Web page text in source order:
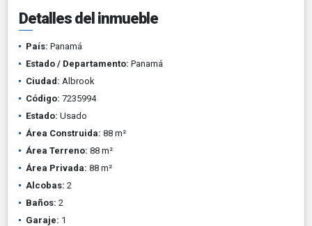
Detalles del inmueble
País: Panamá
Estado / Departamento: Panamá
Ciudad: Albrook
Código: 7235994
Estado: Usado
Área Construida: 88 m²
Área Terreno: 88 m²
Área Privada: 88 m²
Alcobas: 2
Baños: 2
Garaje: 1